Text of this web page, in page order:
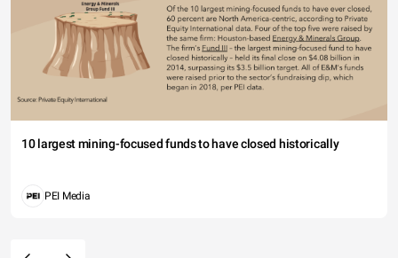
10 largest mining-focused funds to have closed historically
PEI Media